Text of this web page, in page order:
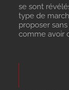
se sont
type de
proposer
comme avoir